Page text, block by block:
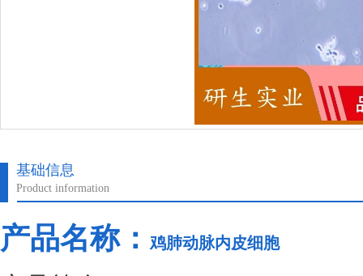
基础信息
Product information
产品名称： 鸡肺动脉内皮细胞